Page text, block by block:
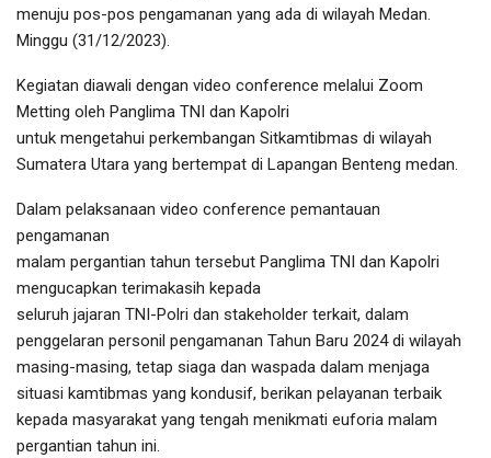
menuju pos-pos pengamanan yang ada di wilayah Medan.
Minggu (31/12/2023).
Kegiatan diawali dengan video conference melalui Zoom
Metting oleh Panglima TNI dan Kapolri
untuk mengetahui perkembangan Sitkamtibmas di wilayah
Sumatera Utara yang bertempat di Lapangan Benteng medan.
Dalam pelaksanaan video conference pemantauan
pengamanan
malam pergantian tahun tersebut Panglima TNI dan Kapolri
mengucapkan terimakasih kepada
seluruh jajaran TNI-Polri dan stakeholder terkait, dalam
penggelaran personil pengamanan Tahun Baru 2024 di wilayah
masing-masing, tetap siaga dan waspada dalam menjaga
situasi kamtibmas yang kondusif, berikan pelayanan terbaik
kepada masyarakat yang tengah menikmati euforia malam
pergantian tahun ini.